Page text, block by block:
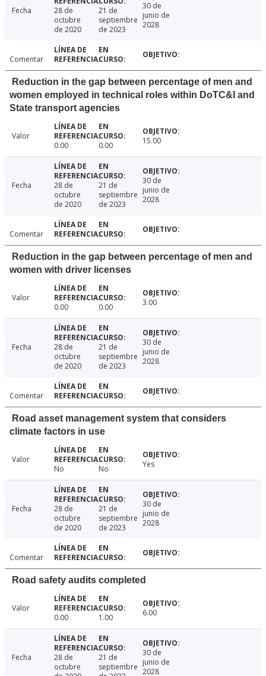
Fecha
28 de
octubre
de 2020
21 de
septiembre
de 2023
30 de
junio de
2028
Comentar
Reduction in the gap between percentage of men and
women employed in technical roles within DoTC&I and
State transport agencies
Valor
0.00
0.00 15.00
Fecha
28 de
octubre
de 2020
21 de
septiembre
de 2023
30 de
junio de
2028
Comentar
Reduction in the gap between percentage of men and
women with driver licenses
Valor
0.00
0.00 3.00
Fecha
28 de
octubre
de 2020
21 de
septiembre
de 2023
30 de
junio de
2028
Comentar
Road asset management system that considers
climate factors in use
Valor
No
No Yes
Fecha
28 de
octubre
de 2020
21 de
septiembre
de 2023
30 de
junio de
2028
Comentar
Road safety audits completed
Valor
0.00
1.00 6.00
Fecha
28 de
octubre
21 de
septiembre
30 de
junio de
2028